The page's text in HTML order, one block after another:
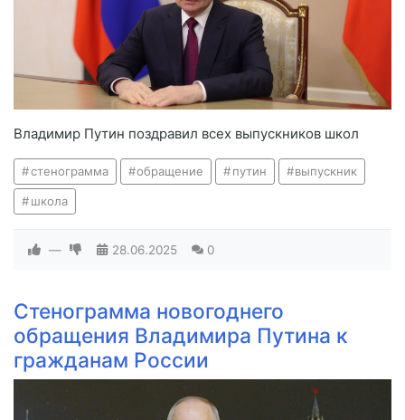
Владимир Путин поздравил всех выпускников школ
стенограмма обращение путин выпускник
школа
— 28.06.2025 0
Стенограмма новогоднего
обращения Владимира Путина к
гражданам России